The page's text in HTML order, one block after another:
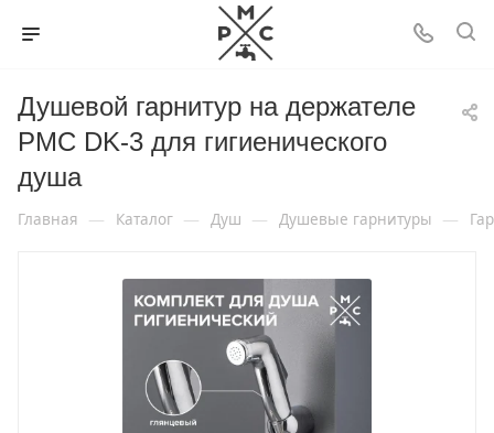
Душевой гарнитур на держателе
РМС DK-3 для гигиенического
душа
Главная — Каталог — Душ — Душевые гарнитуры —